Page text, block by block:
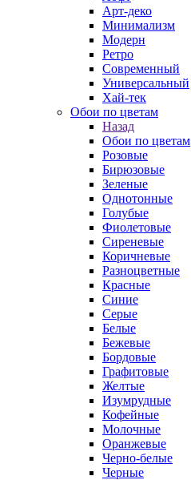
Арт-деко
Минимализм
Модерн
Ретро
Современный
Универсальный
Хай-тек
Обои по цветам
Назад
Обои по цветам
Розовые
Бирюзовые
Зеленые
Однотонные
Голубые
Фиолетовые
Сиреневые
Коричневые
Разноцветные
Красные
Синие
Серые
Белые
Бежевые
Бордовые
Графитовые
Желтые
Изумрудные
Кофейные
Молочные
Оранжевые
Черно-белые
Черные